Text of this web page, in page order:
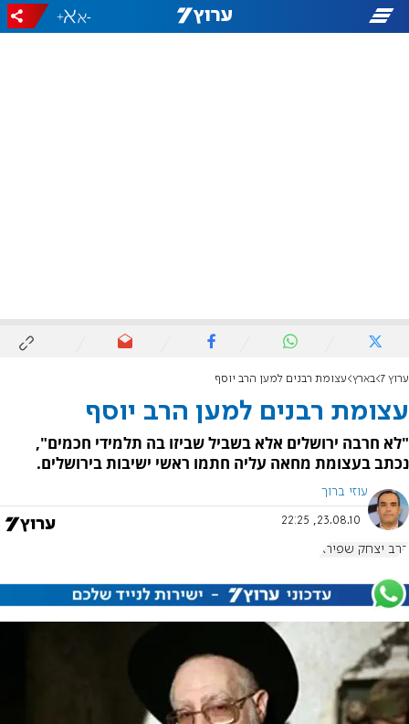
-
+
ערוץ 7 בארץ עצומת רבנים למען הרב יוסף
עצומת רבנים למען הרב יוסף
"לא חרבה ירושלים אלא בשביל שביזו בה תלמידי חכמים",
נכתב בעצומת מחאה עליה חתמו ראשי ישיבות בירושלים.
עוזי ברוך
23.08.10, 22:25
הרב יצחק שפירא